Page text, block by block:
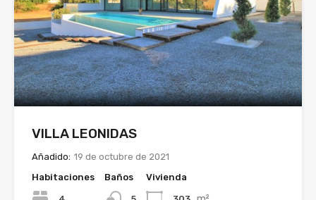
VILLA LEONIDAS
Añadido: 19 de octubre de 2021
Habitaciones
Baños Vivienda